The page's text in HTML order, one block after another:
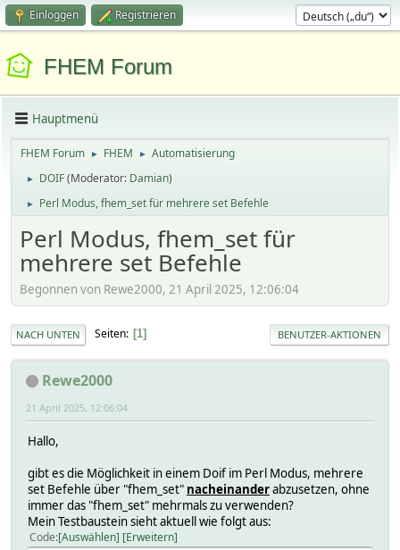
Einloggen Registrieren
FHEM Forum
Hauptmenü
FHEM Forum ► FHEM ► Automatisierung
► DOIF(Moderator: Damian)
► Perl Modus, fhem_set für mehrere set Befehle
Perl Modus, fhem_set für
mehrere set Befehle
Begonnen von Rewe2000, 21 April 2025, 12:06:04
NACH UNTEN Seiten 1 BENUTZER-AKTIONEN
Rewe2000
21 April 2025, 12:06:04
Hallo,
gibt es die Möglichkeit in einem Doif im Perl Modus, mehrere
set Befehle über "fhem_set" nacheinanderabzusetzen, ohne
immer das "fhem_set" mehrmals zu verwenden?
Mein Testbaustein sieht aktuell wie folgt aus:
Code Auswählen Erweitern